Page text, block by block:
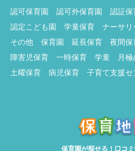
認可保育園 認可外保育園 認証保
認定こども園
学童保育 ナーサリ
その他
保育園 延長保育 夜間保
障害児保育
一時保育 学童 月
土曜保育
病児保育 子育て支援セ
保育園が探せる！口コ